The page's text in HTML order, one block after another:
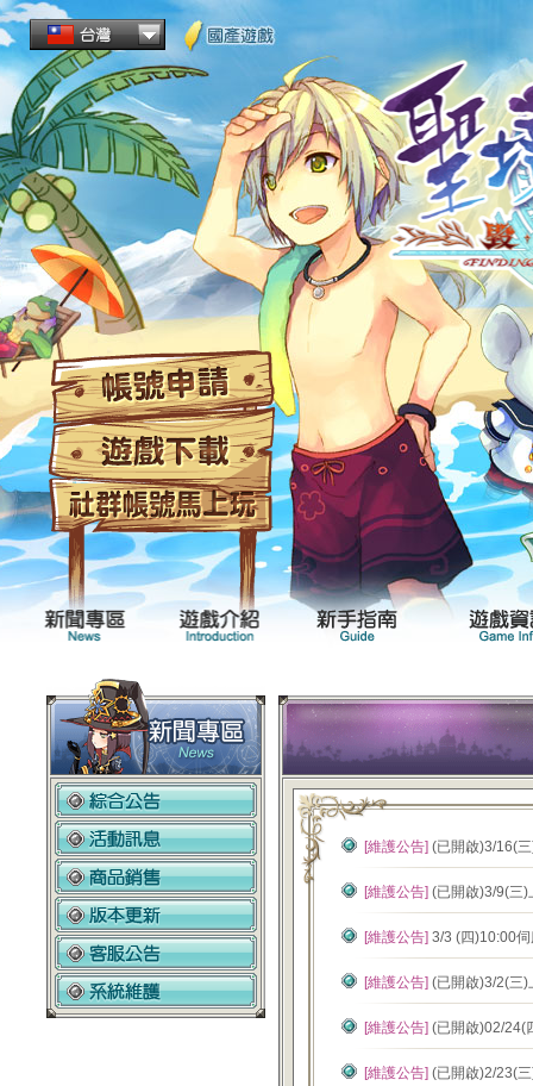
新聞專區 遊戲介紹
帳
遊
社
[維護公告] (已開啟)3/16(
[維護公告] (已開啟)3/9(三)
[維護公告] 3/3 (四)10:00
[維護公告] (已開啟)3/2(三)
[維護公告] (已開啟)02/24(
[維護公告] (已開啟)2/23(